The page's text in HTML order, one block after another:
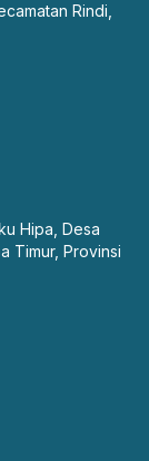
Rindi,
Hipa, Desa
Timur, Provinsi